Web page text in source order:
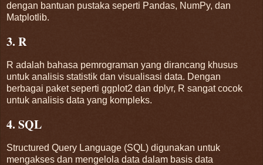
dengan bantuan pustaka seperti Pandas, NumPy, dan
Matplotlib.
3. R
R adalah bahasa pemrograman yang dirancang khusus
untuk analisis statistik dan visualisasi data. Dengan
berbagai paket seperti ggplot2 dan dplyr, R sangat cocok
untuk analisis data yang kompleks.
4. SQL
Structured Query Language (SQL) digunakan untuk
mengakses dan mengelola data dalam basis data